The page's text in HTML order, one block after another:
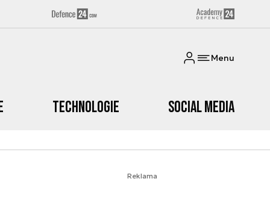
Menu
Technologie Social media
Reklama